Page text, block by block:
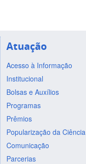
Atuação
Acesso à Informação
Institucional
Bolsas e Auxílios
Programas
Prêmios
Popularização da Ciência
Comunicação
Parcerias